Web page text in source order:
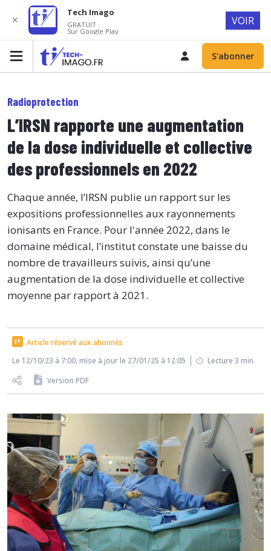
S'abonner
Radioprotection
L’IRSN rapporte une augmentation
de la dose individuelle et collective
des professionnels en 2022
Chaque année, l’IRSN publie un rapport sur les
expositions professionnelles aux rayonnements
ionisants en France. Pour l'année 2022, dans le
domaine médical, l’institut constate une baisse du
nombre de travailleurs suivis, ainsi qu’une
augmentation de la dose individuelle et collective
moyenne par rapport à 2021.
Article réservé aux abonnés
Le 12/10/23 à 7:00, mise à jour le 27/01/25 à 12:05
Lecture 3 min.
Version PDF
✕
Tech Imago
GRATUIT
Sur Google Play
VOIR